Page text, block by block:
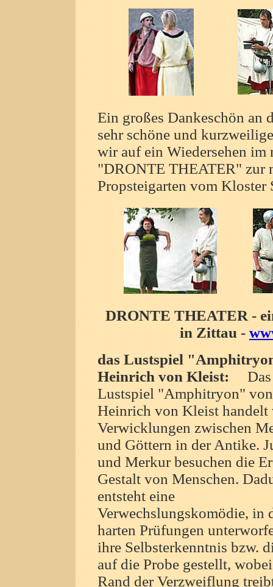
Ein großes Dankeschön an
sehr schöne und
wir auf ein Wiedersehen im
"DRONTE THEATER" zur
Propsteigarten vom Kloster
DRONTE THEATER -
in Zittau -
das Lustspiel
Heinrich von Kleist:Das
Lustspiel "Amphitryon" von
Heinrich von Kleist handelt
Verwicklungen zwischen
und Göttern in der Antike.
und Merkur besuchen die
Gestalt von Menschen.
entsteht eine
Verwechslungskomödie, in
harten Prüfungen
ihre Selbsterkenntnis bzw.
auf die Probe gestellt,
Rand der Verzweiflung